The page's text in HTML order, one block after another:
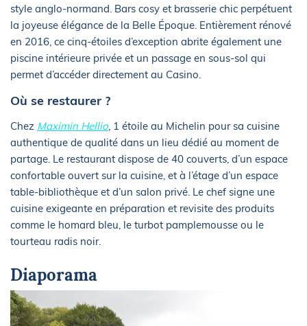
style anglo-normand. Bars cosy et brasserie chic perpétuent
la joyeuse élégance de la Belle Époque. Entièrement rénové
en 2016, ce cinq-étoiles d’exception abrite également une
piscine intérieure privée et un passage en sous-sol qui
permet d’accéder directement au Casino.
Où se restaurer ?
Chez Maximin Hellio, 1 étoile au Michelin pour sa cuisine
authentique de qualité dans un lieu dédié au moment de
partage. Le restaurant dispose de 40 couverts, d’un espace
confortable ouvert sur la cuisine, et à l’étage d’un espace
table-bibliothèque et d’un salon privé. Le chef signe une
cuisine exigeante en préparation et revisite des produits
comme le homard bleu, le turbot pamplemousse ou le
tourteau radis noir.
Diaporama